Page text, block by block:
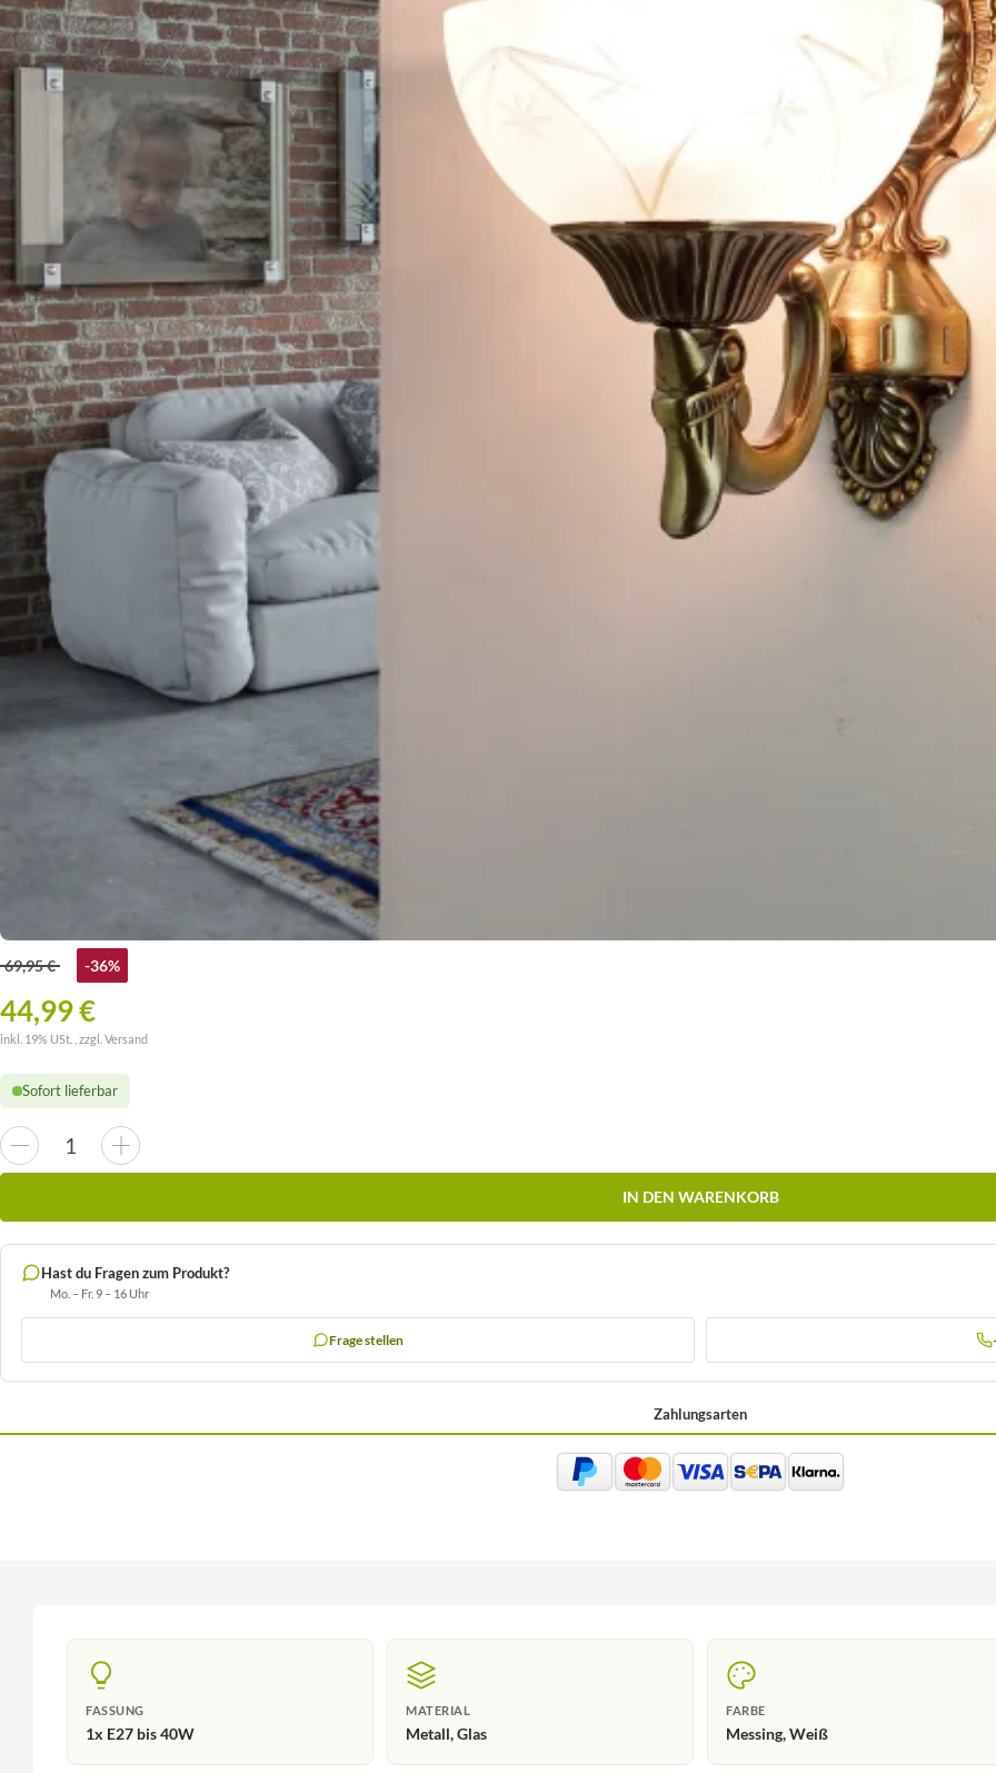
69,95 € -36%
44,99 €
inkl. 19% USt. , zzgl. Versand
Sofort lieferbar
IN DEN WARENKORB
Hast du Fragen zum Produkt?
Mo. – Fr. 9 – 16 Uhr
Frage stellen
Zahlungsarten
FASSUNG
1x E27 bis 40W
MATERIAL
Metall, Glas
FARBE
Messing, Weiß